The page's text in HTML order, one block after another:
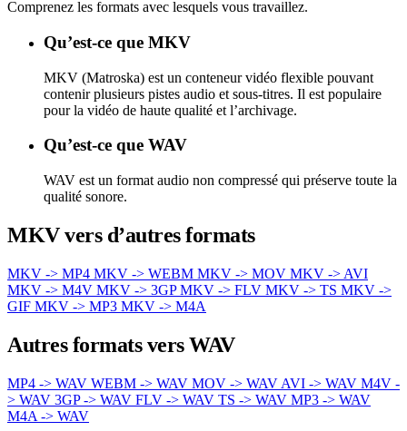
Comprenez les formats avec lesquels vous travaillez.
Qu’est-ce que MKV
MKV (Matroska) est un conteneur vidéo flexible pouvant
contenir plusieurs pistes audio et sous-titres. Il est populaire
pour la vidéo de haute qualité et l’archivage.
Qu’est-ce que WAV
WAV est un format audio non compressé qui préserve toute la
qualité sonore.
MKV vers d’autres formats
MKV -> MP4 MKV -> WEBM MKV -> MOV MKV -> AVI
MKV -> M4V MKV -> 3GPMKV -> FLV MKV -> TS MKV ->
GIF MKV -> MP3 MKV -> M4A
Autres formats vers WAV
MP4 -> WAV WEBM -> WAV MOV -> WAV AVI -> WAV M4V -
> WAV 3GP -> WAV FLV -> WAV TS -> WAV MP3 -> WAV
M4A -> WAV